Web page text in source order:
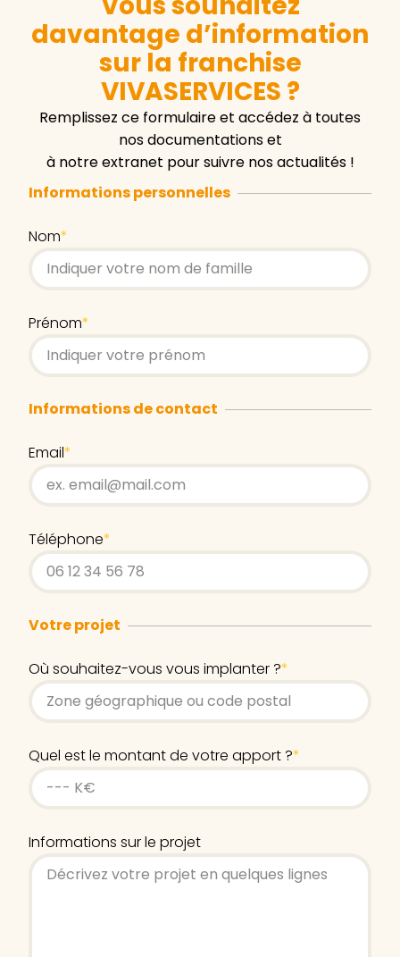
davantage d’information
sur la franchise
VIVASERVICES ?
Remplissez ce formulaire et accédez à toutes
nos documentations et
à notre extranet pour suivre nos actualités !
Informations personnelles
Nom*
Prénom*
Informations de contact
Email*
Téléphone*
Votre projet
Où souhaitez-vous vous implanter ?*
Quel est le montant de votre apport ?*
Informations sur le projet